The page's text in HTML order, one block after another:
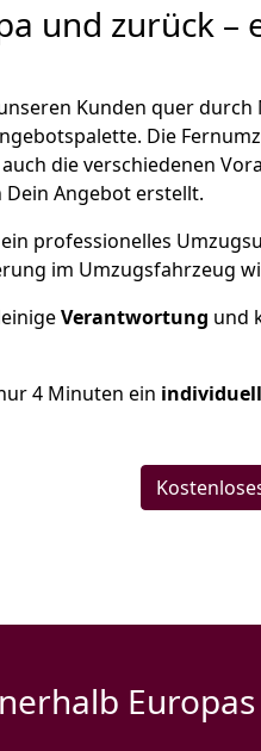
und zurück
Kunden quer durch
Die
die verschiedenen
Angebot erstellt.
professionelles
im Umzugsfahrzeug
Verantwortung und
4 Minuten ein
Europas